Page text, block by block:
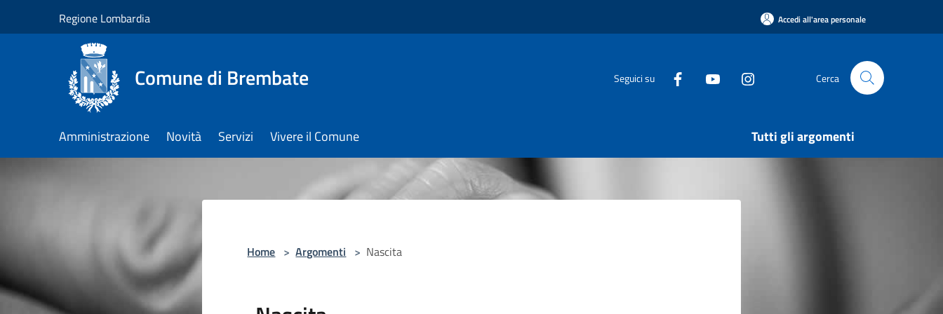
Regione Lombardia Accedi all'area personale
Comune di Brembate Seguici su Cerca
Amministrazione Novità Servizi Vivere il Comune Tutti gli argomenti
Home > Argomenti > Nascita